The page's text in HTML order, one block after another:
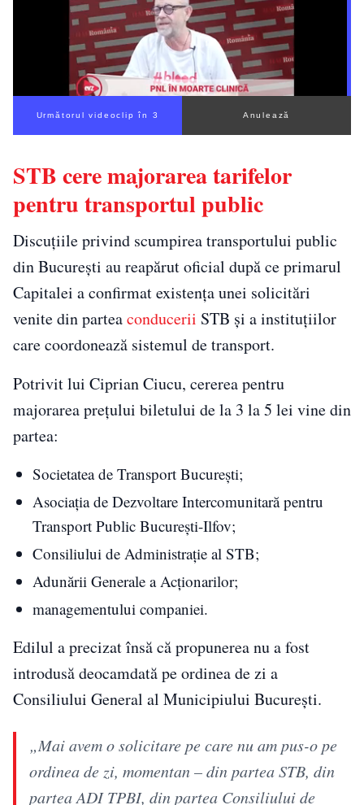
Următorul videoclip în 2 Anulează
STB cere majorarea tarifelor
pentru transportul public
Discuțiile privind scumpirea transportului public
din București au reapărut oficial după ce primarul
Capitalei a confirmat existența unei solicitări
venite din parteaconducerii STB și a instituțiilor
care coordonează sistemul de transport.
Potrivit lui Ciprian Ciucu, cererea pentru
majorarea prețului biletului de la 3 la 5 lei vine din
partea:
Societatea de Transport București;
Asociația de Dezvoltare Intercomunitară pentru
Transport Public București-Ilfov;
Consiliului de Administrație al STB;
Adunării Generale a Acționarilor;
managementului companiei.
Edilul a precizat însă că propunerea nu a fost
introdusă deocamdată pe ordinea de zi a
Consiliului General al Municipiului București.
„Mai avem o solicitare pe care nu am pus-o pe
ordinea de zi, momentan – din partea STB, din
partea ADI TPBI, din partea Consiliului de